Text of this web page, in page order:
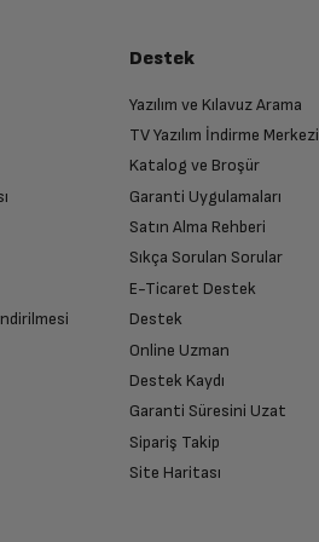
Destek
Yazılım ve Kılavuz Arama
TV Yazılım İndirme Merkezi
Katalog ve Broşür
Garanti Uygulamaları
Satın Alma Rehberi
Sıkça Sorulan Sorular
E-Ticaret Destek
Destek
Online Uzman
Destek Kaydı
Garanti Süresini Uzat
Sipariş Takip
Site Haritası